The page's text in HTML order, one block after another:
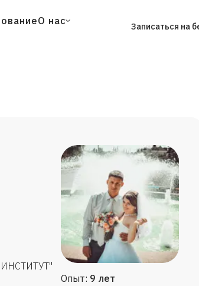
О нас
Записаться на
Опыт: 9 лет